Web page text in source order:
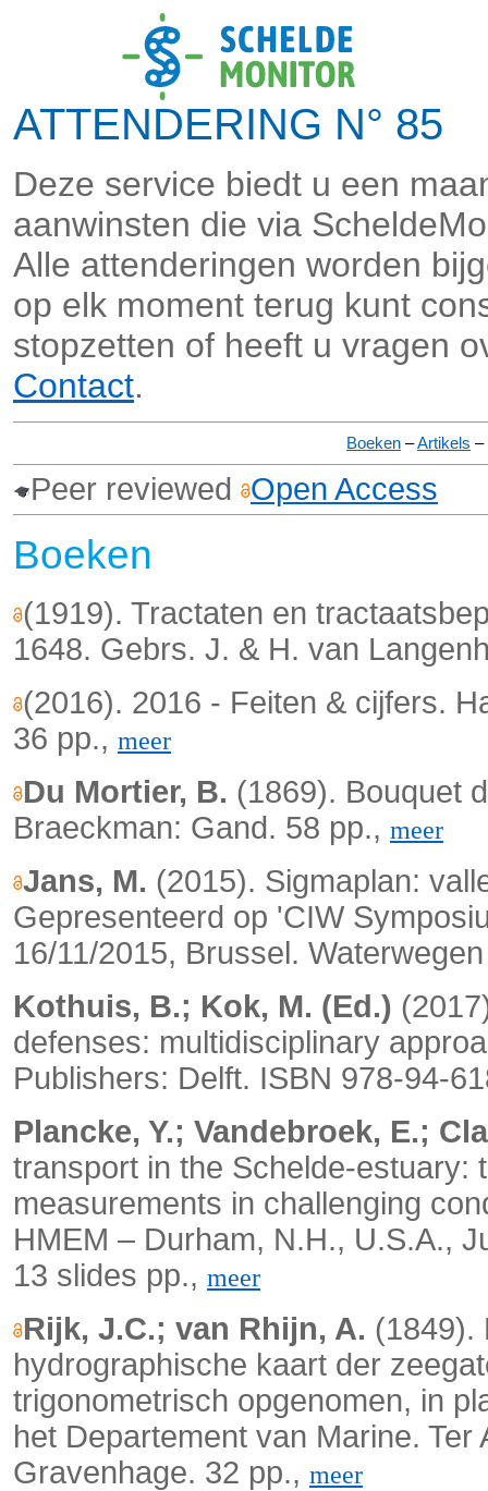
ATTENDERING N°
Deze service biedt u een
aanwinsten die via
Alle attenderingen worden
op elk moment terug kunt
stopzetten of heeft u vragen
Contact.
Boeken –Artikels –
Peer reviewed Open Access
Boeken
(1919). Tractaten en
1648. Gebrs. J. & H. van
(2016). 2016 - Feiten & cijfers.
36 pp., meer
Du Mortier, B. (1869). Bouquet
Braeckman: Gand. 58 pp., meer
Jans, M. (2015). Sigmaplan:
Gepresenteerd op 'CIW
16/11/2015, Brussel.
Kothuis, B.; Kok, M. (Ed.)
defenses: multidisciplinary
Publishers: Delft. ISBN 978-94-
Plancke, Y.; Vandebroek, E.;
transport in the Schelde-estuary:
measurements in challenging
HMEM – Durham, N.H., U.S.A.,
13 slides pp., meer
Rijk, J.C.; van Rhijn, A. (1849).
hydrographische kaart der
trigonometrisch opgenomen, in
het Departement van Marine.
Gravenhage. 32 pp., meer